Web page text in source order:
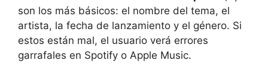
son los más básicos: el nombre del tema, el
artista, la fecha de lanzamiento y el género. Si
estos están mal, el usuario verá errores
garrafales en Spotify o Apple Music.